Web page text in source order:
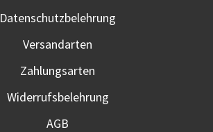
Datenschutzbelehrung
Versandarten
Zahlungsarten
Widerrufsbelehrung
AGB